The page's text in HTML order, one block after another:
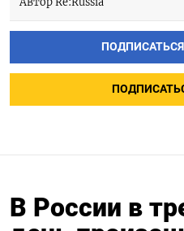
В России в